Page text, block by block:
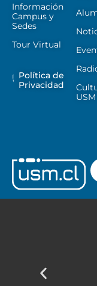
Información
Campus y
Sedes
Tour Virtual
Política de
Privacidad
USM